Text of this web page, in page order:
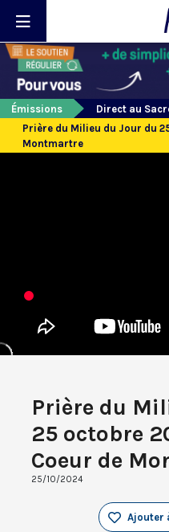
Émissions
Direct au
Prière du Milieu du Jour du
Montmartre
Prière du
25 octobre
Coeur de
25/10/2024
Ajouter